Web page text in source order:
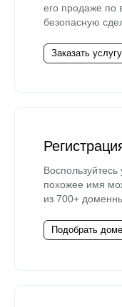
его продаже по
безопасную
Заказать услугу
похожее имя
из 700+
Подобрать